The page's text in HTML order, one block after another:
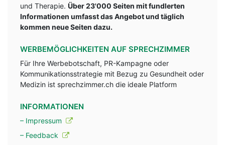
und Therapie. Über 23'000 Seiten mit fundlerten
Informationen umfasst das Angebot und täglich
kommen neue Seiten dazu.
WERBEMÖGLICHKEITEN AUF SPRECHZIMMER
Für Ihre Werbebotschaft, PR-Kampagne oder
Kommunikationsstrategie mit Bezug zu Gesundheit oder
Medizin ist sprechzimmer.ch die ideale Platform
INFORMATIONEN
– Impressum
– Feedback